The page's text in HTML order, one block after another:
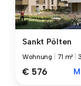
Sankt Pölten
Wohnung 71 m² |
€ 576